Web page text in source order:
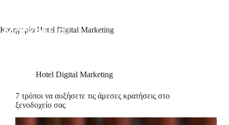
Κατηγορία Hotel Digital Marketing
Hotel Digital Marketing
7 τρόποι να αυξήσετε τις άμεσες κρατήσεις στο
ξενοδοχείο σας